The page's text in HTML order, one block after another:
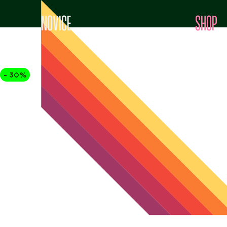
NOVICE SHOP
- 30%